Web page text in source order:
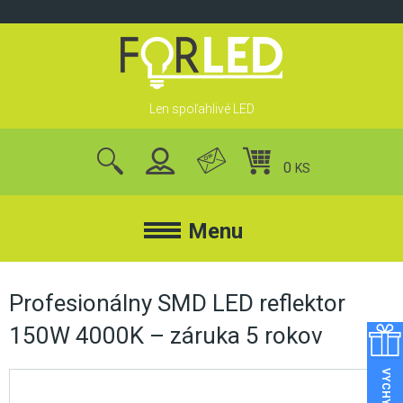
to
Len spoľahlivé LED
0 KS
Menu
FORLED
FORLED
KONTAKT
Profesionálny SMD LED reflektor
150W 4000K – záruka 5 rokov